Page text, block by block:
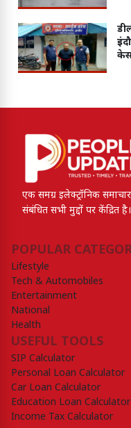
एक समग्र इलेक्ट्रॉनिक
संबंधित सभी मुद्दों पर केंद्रित है।
POPULAR
Lifestyle
Tech & Automobiles
Entertainment
National
Health
USEFUL TOOLS
SIP Calculator
Personal Loan Calculator
Car Loan Calculator
Education Loan Calculator
Income Tax Calculator